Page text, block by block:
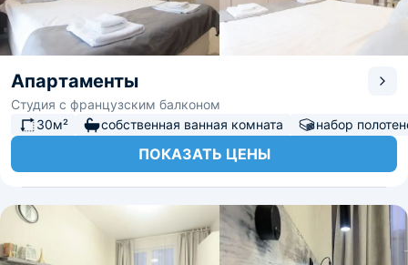
Апартаменты
Студия с французским балконом
30м²
собственная ванная комната набор
ПОКАЗАТЬ ЦЕНЫ